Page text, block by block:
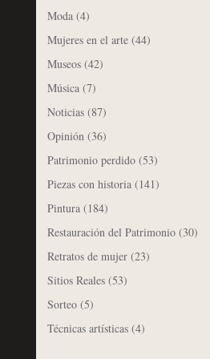
Moda(4)
Mujeres en el arte(44)
Museos(42)
Música(7)
Noticias(87)
Opinión(36)
Patrimonio perdido(53)
Piezas con historia(141)
Pintura(184)
Restauración del Patrimonio(30)
Retratos de mujer(23)
Sitios Reales(53)
Sorteo(5)
Técnicas artísticas(4)